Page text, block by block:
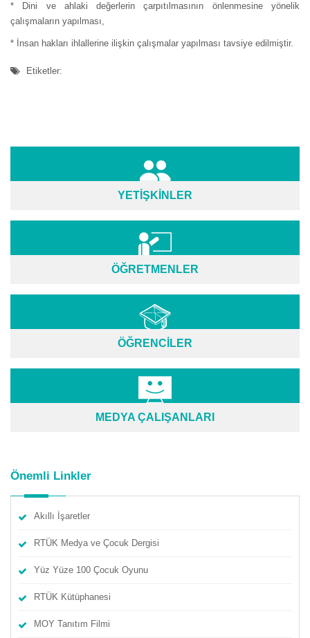
* Dini ve ahlaki değerlerin çarpıtılmasının önlenmesine yönelik
çalışmaların yapılması,
* İnsan hakları ihlallerine ilişkin çalışmalar yapılması tavsiye edilmiştir.
Etiketler:
YETİŞKİNLER
ÖĞRETMENLER
ÖĞRENCİLER
MEDYA ÇALIŞANLARI
Önemli Linkler
Akıllı İşaretler
RTÜK Medya ve Çocuk Dergisi
Yüz Yüze 100 Çocuk Oyunu
RTÜK Kütüphanesi
MOY Tanıtım Filmi